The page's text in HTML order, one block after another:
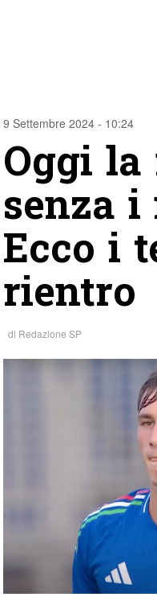
9 Settembre 2024 - 10:24
Oggi
senza
Ecco i
rientro
di Redazione SP